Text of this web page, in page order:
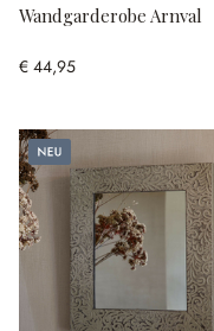
Wandgarderobe Arnval
€ 44,95
Neu